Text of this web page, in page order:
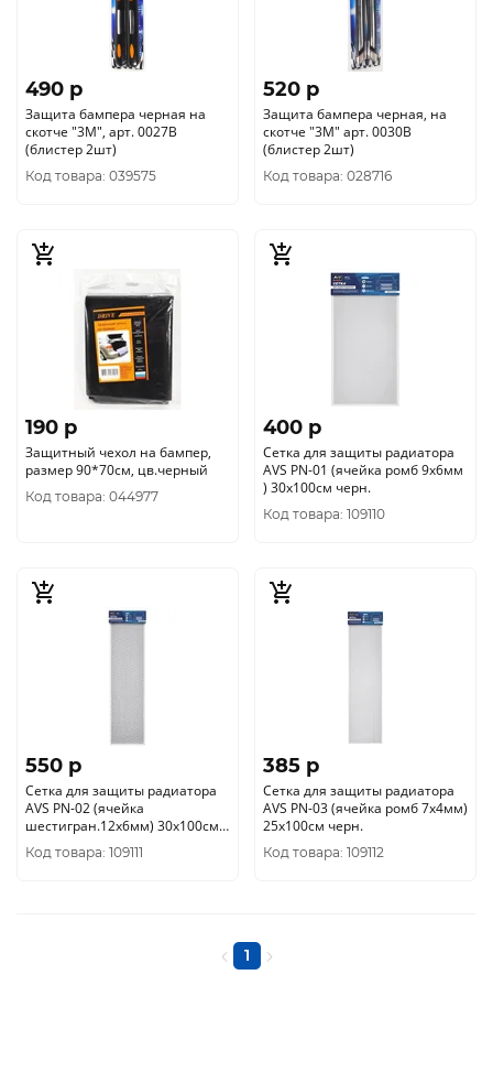
490 p
Защита бампера черная на
скотче "3М", арт. 0027В
(блистер 2шт)
Код товара: 039575
520 p
Защита бампера черная, на
скотче "3М" арт. 0030В
(блистер 2шт)
Код товара: 028716
190 p
Защитный чехол на бампер,
размер 90*70см, цв.черный
Код товара: 044977
400 p
Сетка для защиты радиатора
AVS PN-01 (ячейка ромб 9x6мм
) 30х100см черн.
Код товара: 109110
550 p
Сетка для защиты радиатора
AVS PN-02 (ячейка
шестигран.12х6мм) 30х100см
черн.
Код товара: 109111
385 p
Сетка для защиты радиатора
AVS PN-03 (ячейка ромб 7х4мм)
25х100см черн.
Код товара: 109112
1